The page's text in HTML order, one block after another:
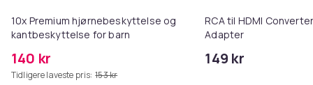
10x Premium hjørnebeskyttelse og
kantbeskyttelse for barn
140 kr
Tidligere laveste pris: 153 kr
RCA til HDMI
Adapter
149 kr